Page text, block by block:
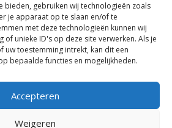
bieden, gebruiken wij technologieën zoals
je apparaat op te slaan en/of te
met deze technologieën kunnen wij
of unieke ID's op deze site verwerken. Als je
uw toestemming intrekt, kan dit een
bepaalde functies en mogelijkheden.
Accepteren
Weigeren